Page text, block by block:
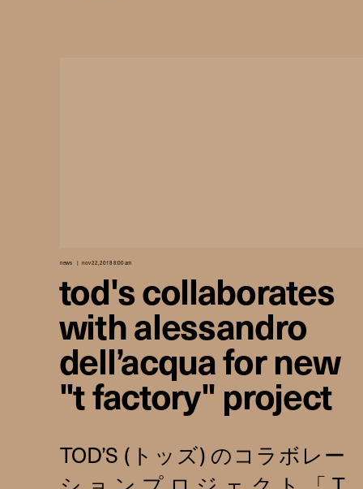
news nov 22, 2018 8:00 am
tod's collaborates
with alessandro
dell’acqua for new
"t factory" project